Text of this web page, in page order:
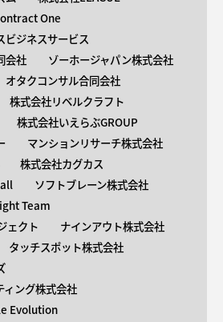
One
ビジネスサービス
会社
ゾーホージャパン株式会社
オタクコンサル合同会社
株式会社リベルクラフト
株式会社いえらぶGROUP
マンションリサーチ株式会社
株式会社カグカス
ソフトブレーン株式会社
Team
ェクト
ナインアウト株式会社
タッチスポット株式会社
ィング株式会社
Evolution